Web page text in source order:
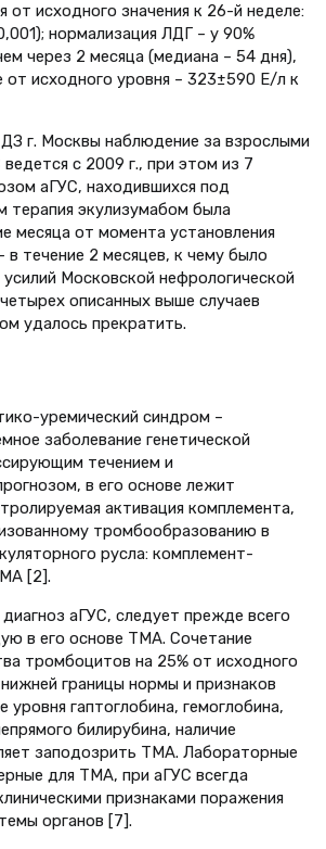
от исходного значения к 26-й неделе:
нормализация ЛДГ – у 90%
через 2 месяца (медиана – 54 дня),
от исходного уровня – 323±590 Е/л к
г. Москвы наблюдение за взрослыми
с 2009 г., при этом из 7
аГУС, находившихся под
терапия экулизумабом была
месяца от момента установления
в течение 2 месяцев, к чему было
Московской нефрологической
описанных выше случаев
удалось прекратить.
уремический синдром –
заболевание генетической
течением и
в его основе лежит
активация комплемента,
тромбообразованию в
русла: комплемент-
[2].
аГУС, следует прежде всего
в его основе ТМА. Сочетание
тромбоцитов на 25% от исходного
границы нормы и признаков
уровня гаптоглобина, гемоглобина,
билирубина, наличие
заподозрить ТМА. Лабораторные
для ТМА, при аГУС всегда
признаками поражения
органов [7].